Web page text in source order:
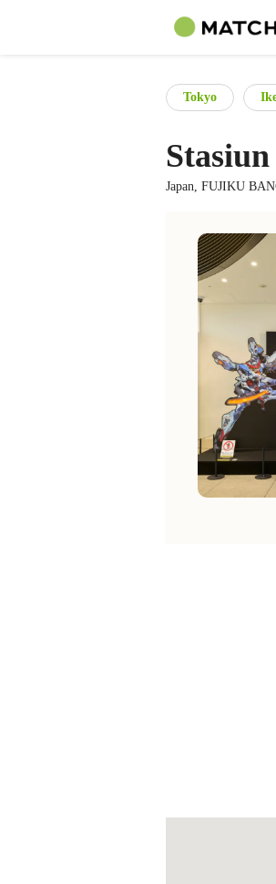
Tokyo
Japan, FUJIKU